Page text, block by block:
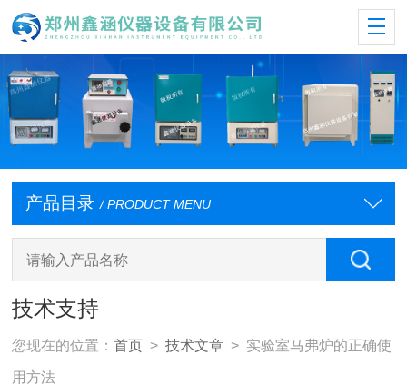
产品目录 / PRODUCT MENU
技术支持
您现在的位置：首页 >技术文章 > 实验室马弗炉的正确使
用方法